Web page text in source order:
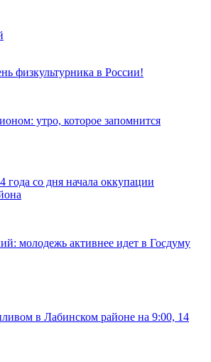
физкультурника в России!
утро, которое запомнится
года со дня начала оккупации
молодежь активнее идет в Госдуму
в Лабинском районе на 9:00, 14